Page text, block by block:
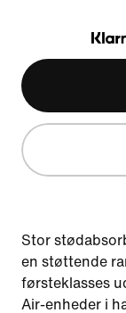
Stor
en støttende
førsteklasses
Air-enheder i